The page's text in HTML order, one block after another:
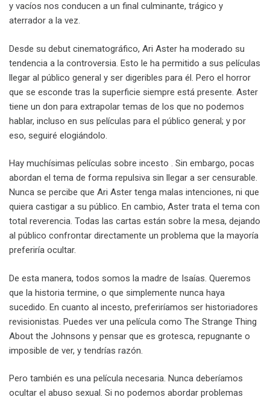
y vacíos nos conducen a un final culminante, trágico y
aterrador a la vez.
Desde su debut cinematográfico, Ari Aster ha moderado su
tendencia a la controversia. Esto le ha permitido a sus películas
llegar al público general y ser digeribles para él. Pero el horror
que se esconde tras la superficie siempre está presente. Aster
tiene un don para extrapolar temas de los que no podemos
hablar, incluso en sus películas para el público general; y por
eso, seguiré elogiándolo.
Hay muchísimas películas sobre incesto . Sin embargo, pocas
abordan el tema de forma repulsiva sin llegar a ser censurable.
Nunca se percibe que Ari Aster tenga malas intenciones, ni que
quiera castigar a su público. En cambio, Aster trata el tema con
total reverencia. Todas las cartas están sobre la mesa, dejando
al público confrontar directamente un problema que la mayoría
preferiría ocultar.
De esta manera, todos somos la madre de Isaías. Queremos
que la historia termine, o que simplemente nunca haya
sucedido. En cuanto al incesto, preferiríamos ser historiadores
revisionistas. Puedes ver una película como The Strange Thing
About the Johnsons y pensar que es grotesca, repugnante o
imposible de ver, y tendrías razón.
Pero también es una película necesaria. Nunca deberíamos
ocultar el abuso sexual. Si no podemos abordar problemas